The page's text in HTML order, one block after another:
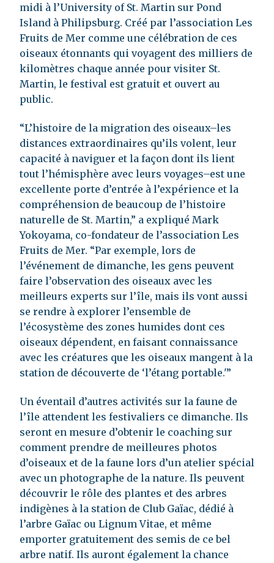
midi à l’University of St. Martin sur Pond
Island à Philipsburg. Créé par l’association Les
Fruits de Mer comme une célébration de ces
oiseaux étonnants qui voyagent des milliers de
kilomètres chaque année pour visiter St.
Martin, le festival est gratuit et ouvert au
public.
“L’histoire de la migration des oiseaux–les
distances extraordinaires qu’ils volent, leur
capacité à naviguer et la façon dont ils lient
tout l’hémisphère avec leurs voyages–est une
excellente porte d’entrée à l’expérience et la
compréhension de beaucoup de l’histoire
naturelle de St. Martin,” a expliqué Mark
Yokoyama, co-fondateur de l’association Les
Fruits de Mer. “Par exemple, lors de
l’événement de dimanche, les gens peuvent
faire l’observation des oiseaux avec les
meilleurs experts sur l’île, mais ils vont aussi
se rendre à explorer l’ensemble de
l’écosystème des zones humides dont ces
oiseaux dépendent, en faisant connaissance
avec les créatures que les oiseaux mangent à la
station de découverte de ‘l’étang portable.'”
Un éventail d’autres activités sur la faune de
l’île attendent les festivaliers ce dimanche. Ils
seront en mesure d’obtenir le coaching sur
comment prendre de meilleures photos
d’oiseaux et de la faune lors d’un atelier spécial
avec un photographe de la nature. Ils peuvent
découvrir le rôle des plantes et des arbres
indigènes à la station de Club Gaïac, dédié à
l’arbre Gaïac ou Lignum Vitae, et même
emporter gratuitement des semis de ce bel
arbre natif. Ils auront également la chance